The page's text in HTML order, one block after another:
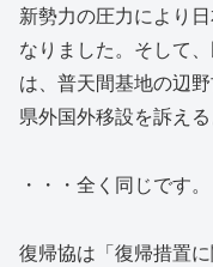
新勢力の圧力により
なりました。そして
は、普天間基地の辺
県外国外移設を訴える
・・・全く同じです。
復帰協は「復帰措置